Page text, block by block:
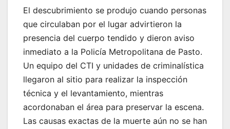
El descubrimiento se produjo cuando personas
que circulaban por el lugar advirtieron la
presencia del cuerpo tendido y dieron aviso
inmediato a la Policía Metropolitana de Pasto.
Un equipo del CTI y unidades de criminalística
llegaron al sitio para realizar la inspección
técnica y el levantamiento, mientras
acordonaban el área para preservar la escena.
Las causas exactas de la muerte aún no se han